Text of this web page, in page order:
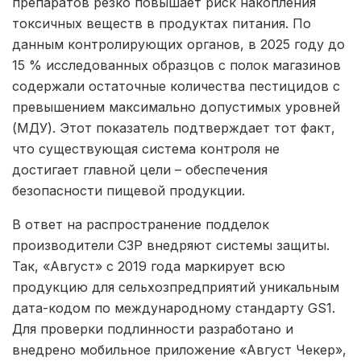
токсичных веществ в продуктах питания. По
данным контролирующих органов, в 2025 году до
15 % исследованных образцов с полок магазинов
содержали остаточные количества пестицидов с
превышением максимально допустимых уровней
(МДУ). Этот показатель подтверждает тот факт,
что существующая система контроля не
достигает главной цели – обеспечения
безопасности пищевой продукции.
В ответ на распространение подделок
производители СЗР внедряют системы защиты.
Так, «Август» с 2019 года маркирует всю
продукцию для сельхозпредприятий уникальным
дата-кодом по международному стандарту GS1.
Для проверки подлинности разработано и
внедрено мобильное приложение «Август Чекер»,